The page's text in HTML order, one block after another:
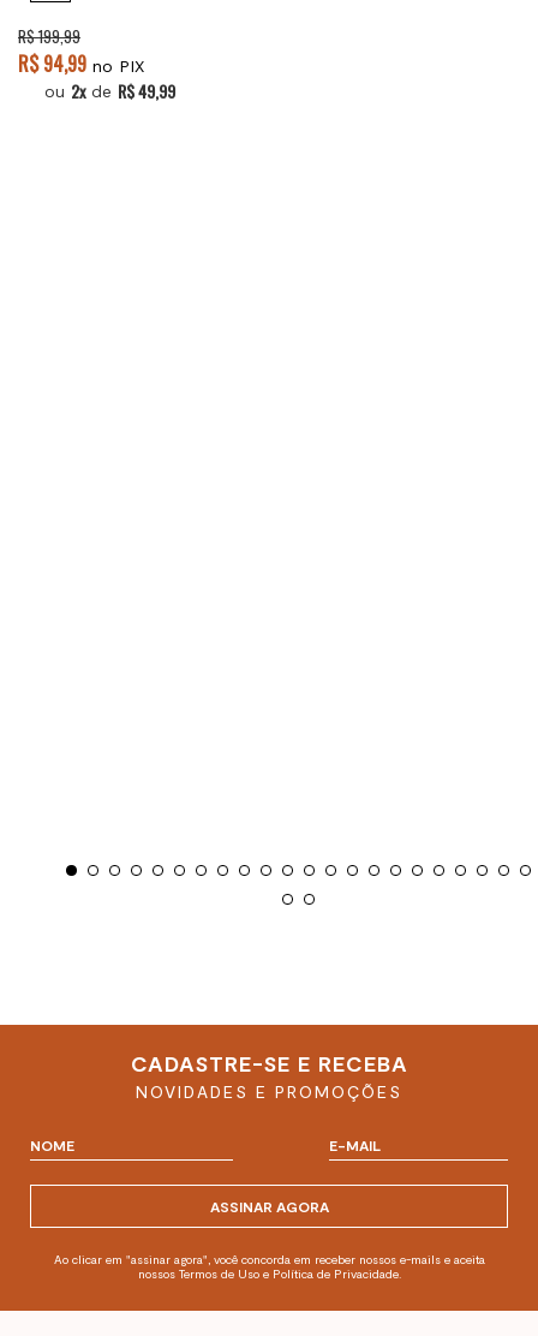
R$ 199,99
R$ 94,99 no PIX
ou 2x de R$ 49,99
CADASTRE-SE E RECEBA
NOVIDADES E PROMOÇÕES
ASSINAR AGORA
Ao clicar em "assinar agora", você concorda em receber nossos e-mails e aceita
nossos Termos de Uso e Política de Privacidade.